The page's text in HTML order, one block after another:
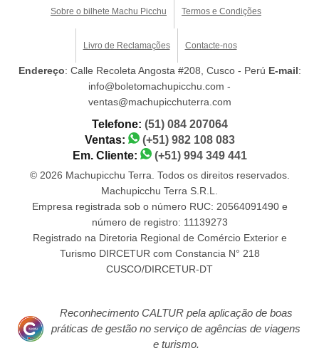
Sobre o bilhete Machu Picchu Termos e Condições
Livro de Reclamações Contacte-nos
Endereço: Calle Recoleta Angosta #208, Cusco - Perú E-mail:
info@boletomachupicchu.com -
ventas@machupicchuterra.com
Telefone: (51) 084 207064
Ventas:
(+51) 982 108 083
Em. Cliente:
(+51) 994 349 441
© 2026 Machupicchu Terra. Todos os direitos reservados.
Machupicchu Terra S.R.L.
Empresa registrada sob o número RUC: 20564091490 e
número de registro: 11139273
Registrado na Diretoria Regional de Comércio Exterior e
Turismo DIRCETUR com Constancia N° 218
CUSCO/DIRCETUR-DT
Reconhecimento CALTUR pela aplicação de boas
práticas de gestão no serviço de agências de viagens
e turismo.